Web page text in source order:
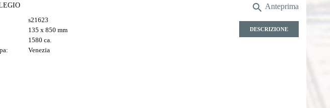
s21623
135 x 850 mm
1580 ca.
Venezia
 Anteprima
DESCRIZIONE